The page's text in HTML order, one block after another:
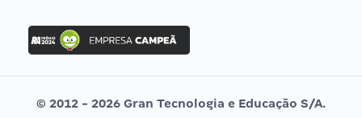
Concurso Ibama
Concurso MPU
Editais publicados
Vunesp
© 2012 - 2026 Gran Tecnologia e Educação S/A.